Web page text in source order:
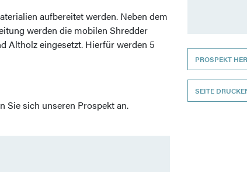
PROSPEKT
SEITE
aufbereitet werden. Neben dem
werden die mobilen Shredder
Altholz eingesetzt. Hierfür werden 5
Sie sich unseren Prospekt an.